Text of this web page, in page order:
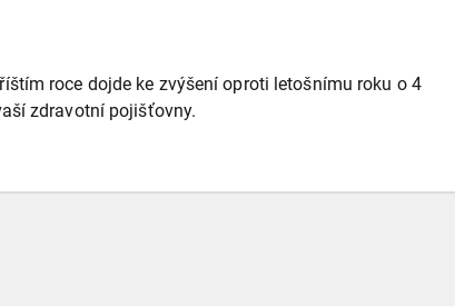
roce dojde ke zvýšení oproti letošnímu roku o 4
zdravotní pojišťovny.